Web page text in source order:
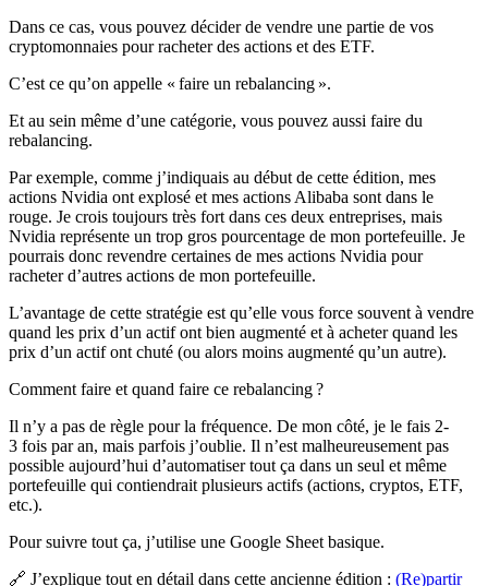
Dans ce cas, vous pouvez décider de vendre une partie de vos
cryptomonnaies pour racheter des actions et des ETF.
C’est ce qu’on appelle « faire un rebalancing ».
Et au sein même d’une catégorie, vous pouvez aussi faire du
rebalancing.
Par exemple, comme j’indiquais au début de cette édition, mes
actions Nvidia ont explosé et mes actions Alibaba sont dans le
rouge. Je crois toujours très fort dans ces deux entreprises, mais
Nvidia représente un trop gros pourcentage de mon portefeuille. Je
pourrais donc revendre certaines de mes actions Nvidia pour
racheter d’autres actions de mon portefeuille.
L’avantage de cette stratégie est qu’elle vous force souvent à vendre
quand les prix d’un actif ont bien augmenté et à acheter quand les
prix d’un actif ont chuté (ou alors moins augmenté qu’un autre).
Comment faire et quand faire ce rebalancing?
Il n’y a pas de règle pour la fréquence. De mon côté, je le fais 2-
3 fois par an, mais parfois j’oublie. Il n’est malheureusement pas
possible aujourd’hui d’automatiser tout ça dans un seul et même
portefeuille qui contiendrait plusieurs actifs (actions, cryptos, ETF,
etc.).
Pour suivre tout ça, j’utilise une Google Sheet basique.
🔗 J’explique tout en détail dans cette ancienne édition : (Re)partir